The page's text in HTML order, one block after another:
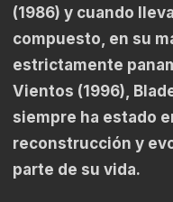
(1986) y cuando
compuesto, en su
estrictamente
Vientos (1996),
siempre ha estado
reconstrucción y
parte de su vida.